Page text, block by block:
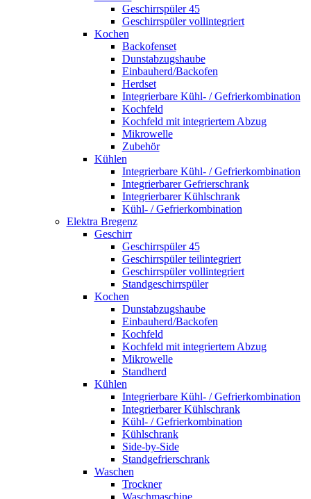
Geschirrspüler 45
Geschirrspüler vollintegriert
Kochen
Backofenset
Dunstabzugshaube
Einbauherd/Backofen
Herdset
Integrierbare Kühl- / Gefrierkombination
Kochfeld
Kochfeld mit integriertem Abzug
Mikrowelle
Zubehör
Kühlen
Integrierbare Kühl- / Gefrierkombination
Integrierbarer Gefrierschrank
Integrierbarer Kühlschrank
Kühl- / Gefrierkombination
Elektra Bregenz
Geschirr
Geschirrspüler 45
Geschirrspüler teilintegriert
Geschirrspüler vollintegriert
Standgeschirrspüler
Kochen
Dunstabzugshaube
Einbauherd/Backofen
Kochfeld
Kochfeld mit integriertem Abzug
Mikrowelle
Standherd
Kühlen
Integrierbare Kühl- / Gefrierkombination
Integrierbarer Kühlschrank
Kühl- / Gefrierkombination
Kühlschrank
Side-by-Side
Standgefrierschrank
Waschen
Trockner
Waschmaschine